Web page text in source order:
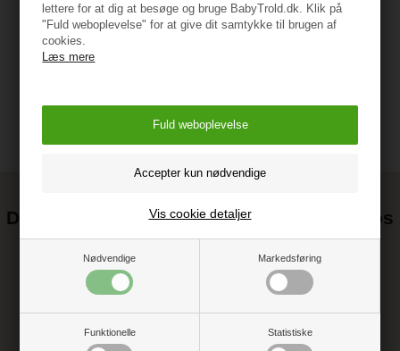
lettere for at dig at besøge og bruge BabyTrold.dk. Klik på
"Fuld weboplevelse" for at give dit samtykke til brugen af
cookies.
Læs mere
Nødvendige Markedsføring
Funktionelle Statistiske
Vis cookie detaljer
Vejledning
Det kan blive endnu billigere at handle hos
os! ;-)
Tilmeld dig vores nyhedsbrev og gå ikke glip af gode tilbud